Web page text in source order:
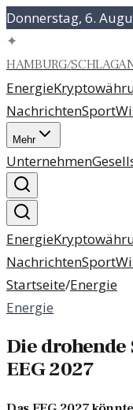
Donnerstag, 6.
✦
HAMBURG/
Energie
NachrichtenSport
Mehr
Unternehmen
Energie
NachrichtenSport
Startseite/Energie
Energie
Die
EEG 2027